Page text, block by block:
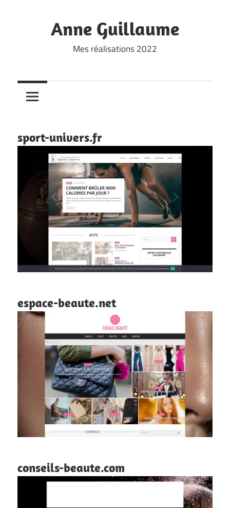
Anne Guillaume
Mes réalisations 2022
sport-univers.fr
espace-beaute.net
conseils-beaute.com